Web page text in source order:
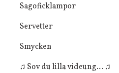
Sagoficklampor
Servetter
Smycken
♫ Sov du lilla videung... ♫